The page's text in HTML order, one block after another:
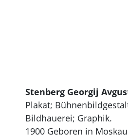
Stenberg Georgij
Plakat;
Bildhauerei; Graphik.
1900 Geboren in